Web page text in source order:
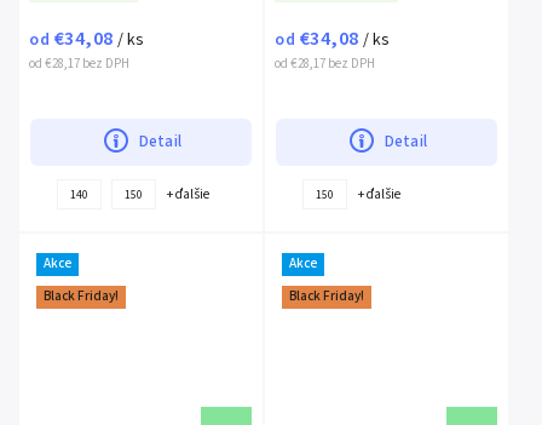
od €28,17 bez DPH
od €34,08 / ks
Detail
140 150 + ďalšie
od €28,17 bez DPH
od €34,08 / ks
Detail
150 + ďalšie
Akce
Black Friday!
Akce
Black Friday!